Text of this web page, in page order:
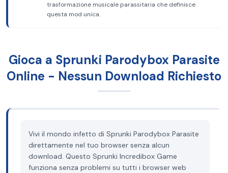
trasformazione musicale parassitaria che definisce
questa mod unica.
Gioca a Sprunki Parodybox Parasite
Online - Nessun Download Richiesto
Vivi il mondo infetto di Sprunki Parodybox Parasite
direttamente nel tuo browser senza alcun
download. Questo Sprunki Incredibox Game
funziona senza problemi su tutti i browser web